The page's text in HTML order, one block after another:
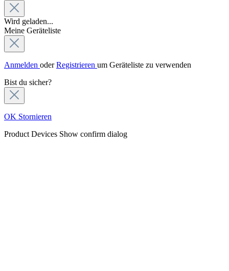
Wird geladen...
Meine Geräteliste
Anmelden oderRegistrieren um Geräteliste zu verwenden
Bist du sicher?
OK Stornieren
Product Devices Show confirm dialog